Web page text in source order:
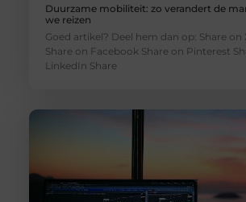
Duurzame mobiliteit: zo verandert de
we reizen
Goed artikel? Deel hem dan op: Share on
Share on Facebook Share on Pinterest
LinkedIn Share